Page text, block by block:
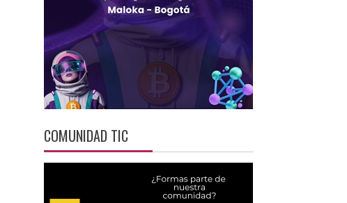
COMUNIDAD TIC